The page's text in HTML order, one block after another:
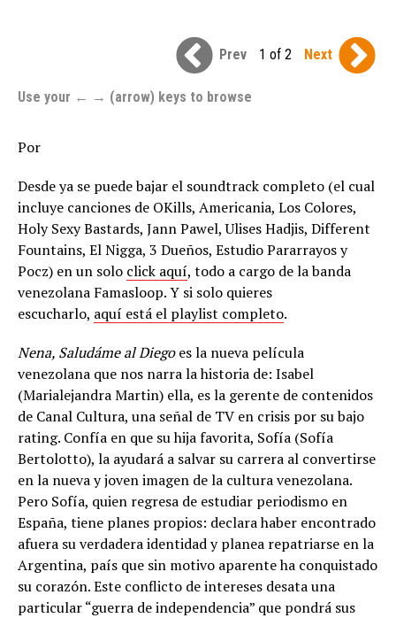
Prev 1 of 2 Next
Use your ← → (arrow) keys to browse
Por
Desde ya se puede bajar el soundtrack completo (el cual
incluye canciones de OKills, Americania, Los Colores,
Holy Sexy Bastards, Jann Pawel, Ulises Hadjis, Different
Fountains, El Nigga, 3 Dueños, Estudio Pararrayos y
Pocz) en un solo click aquí, todo a cargo de la banda
venezolana Famasloop. Y si solo quieres
escucharlo, aquí está el playlist completo.
Nena, Saludáme al Diegoes la nueva película
venezolana que nos narra la historia de: Isabel
(Marialejandra Martin) ella, es la gerente de contenidos
de Canal Cultura, una señal de TV en crisis por su bajo
rating. Confía en que su hija favorita, Sofía (Sofía
Bertolotto), la ayudará a salvar su carrera al convertirse
en la nueva y joven imagen de la cultura venezolana.
Pero Sofía, quien regresa de estudiar periodismo en
España, tiene planes propios: declara haber encontrado
afuera su verdadera identidad y planea repatriarse en la
Argentina, país que sin motivo aparente ha conquistado
su corazón. Este conflicto de intereses desata una
particular “guerra de independencia” que pondrá sus